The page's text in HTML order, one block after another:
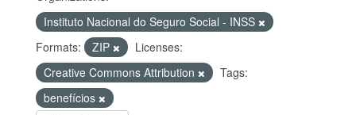
Instituto Nacional do Seguro Social - INSS
Formats:
ZIP
Licenses:
Creative Commons Attribution
Tags:
benefícios